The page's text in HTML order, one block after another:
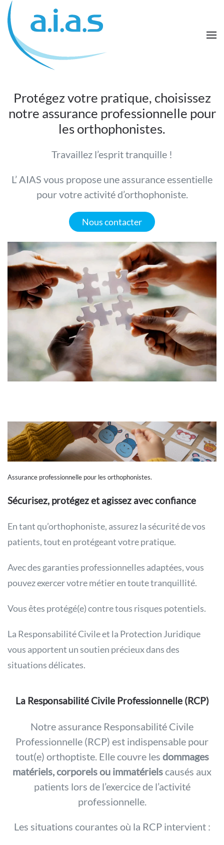
Passer au contenu principal
Protégez votre pratique, choisissez
notre assurance professionnelle pour
les orthophonistes.
Travaillez l’esprit tranquille !
L’ AIAS vous propose une assurance essentielle
pour votre activité d’orthophoniste.
Nous contacter
Assurance professionnelle pour les orthophonistes.
Sécurisez, protégez et agissez avec confiance
En tant qu’orthophoniste, assurez la sécurité de vos
patients, tout en protégeant votre pratique.
Avec des garanties professionnelles adaptées, vous
pouvez exercer votre métier en toute tranquillité.
Vous êtes protégé(e) contre tous risques potentiels.
La Responsabilité Civile et la Protection Juridique
vous apportent un soutien précieux dans des
situations délicates.
La Responsabilité Civile Professionnelle (RCP)
Notre assurance Responsabilité Civile
Professionnelle (RCP) est indispensable pour
tout(e) orthoptiste. Elle couvre les dommages
matériels, corporels ou immatérielscausés aux
patients lors de l’exercice de l’activité
professionnelle.
Les situations courantes où la RCP intervient :